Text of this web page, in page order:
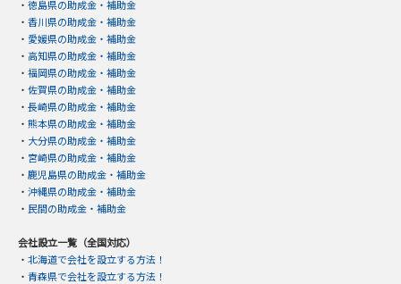
・ 徳島県の助成金・補助金
・ 香川県の助成金・補助金
・ 愛媛県の助成金・補助金
・ 高知県の助成金・補助金
・ 福岡県の助成金・補助金
・ 佐賀県の助成金・補助金
・ 長崎県の助成金・補助金
・ 熊本県の助成金・補助金
・ 大分県の助成金・補助金
・ 宮崎県の助成金・補助金
・ 鹿児島県の助成金・補助金
・ 沖縄県の助成金・補助金
・ 民間の助成金・補助金
会社設立一覧（全国対応）
・ 北海道で会社を設立する方法！
・ 青森県で会社を設立する方法！